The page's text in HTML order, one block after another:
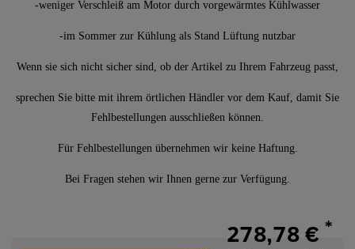
-weniger Verschleiß am Motor durch vorgewärmtes Kühlwasser
-im Sommer zur Kühlung als Stand Lüftung nutzbar
Wenn sie sich nicht sicher sind, ob der Artikel zu Ihrem Fahrzeug passt,
sprechen Sie bitte mit ihrem örtlichen Händler vor dem Kauf, damit Sie
Fehlbestellungen ausschließen können.
Für Fehlbestellungen übernehmen wir keine Haftung.
Bei Fragen stehen wir Ihnen gerne zur Verfügung.
278,78 € *